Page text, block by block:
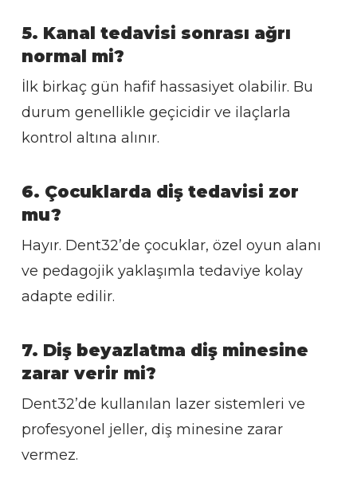
5. Kanal tedavisi sonrası ağrı
normal mi?
İlk birkaç gün hafif hassasiyet olabilir. Bu
durum genellikle geçicidir ve ilaçlarla
kontrol altına alınır.
6. Çocuklarda diş tedavisi zor
mu?
Hayır. Dent32’de çocuklar, özel oyun alanı
ve pedagojik yaklaşımla tedaviye kolay
adapte edilir.
7. Diş beyazlatma diş minesine
zarar verir mi?
Dent32’de kullanılan lazer sistemleri ve
profesyonel jeller, diş minesine zarar
vermez.